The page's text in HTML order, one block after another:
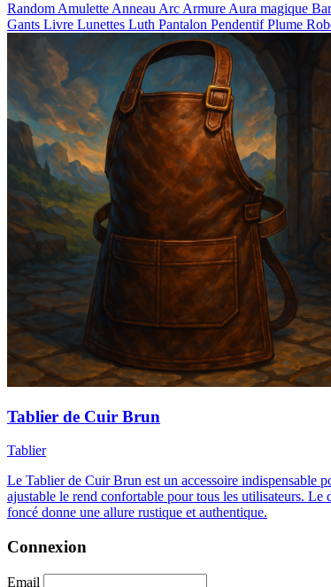
Random Amulette Anneau Arc Armure Aura magique
Gants Livre Lunettes Luth Pantalon PendentifPlume
Tablier de Cuir Brun
Tablier
Le Tablier de Cuir Brun est un accessoire indispensable
ajustable le rend confortable pour tous les utilisateurs. Le
foncé donne une allure rustique et authentique.
Connexion
Email